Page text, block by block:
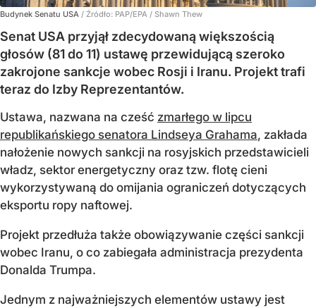
Budynek Senatu USA / Źródło: PAP/EPA / Shawn Thew
Senat USA przyjął zdecydowaną większością
głosów (81 do 11) ustawę przewidującą szeroko
zakrojone sankcje wobec Rosji i Iranu. Projekt trafi
teraz do Izby Reprezentantów.
Ustawa, nazwana na cześć zmarłego w lipcu
republikańskiego senatora Lindseya Grahama, zakłada
nałożenie nowych sankcji na rosyjskich przedstawicieli
władz, sektor energetyczny oraz tzw. flotę cieni
wykorzystywaną do omijania ograniczeń dotyczących
eksportu ropy naftowej.
Projekt przedłuża także obowiązywanie części sankcji
wobec Iranu, o co zabiegała administracja prezydenta
Donalda Trumpa.
Jednym z najważniejszych elementów ustawy jest